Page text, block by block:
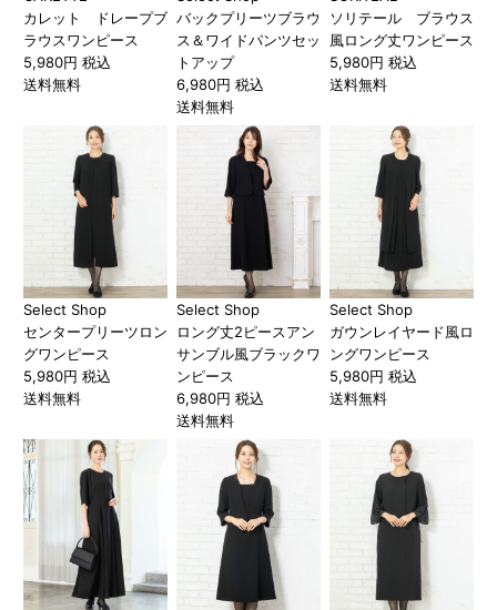
カレット ドレープブ
ラウスワンピース
5,980円 税込
送料無料
バックプリーツブラウ
ス＆ワイドパンツセッ
トアップ
6,980円 税込
送料無料
ソリテール ブラウス
風ロング丈ワンピース
5,980円 税込
送料無料
Select Shop
センタープリーツロン
グワンピース
5,980円 税込
送料無料
Select Shop
ロング丈2ピースアン
サンブル風ブラックワ
ンピース
6,980円 税込
送料無料
Select Shop
ガウンレイヤード風ロ
ングワンピース
5,980円 税込
送料無料